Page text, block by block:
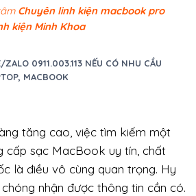
Chuyên linh kiện macbook pro
kiện Minh Khoa
0911.003.113 NẾU CÓ NHU CẦU
MACBOOK
tăng cao, việc tìm kiếm một
cấp sạc MacBook uy tín, chất
là điều vô cùng quan trọng. Hy
nhận được thông tin cần có.